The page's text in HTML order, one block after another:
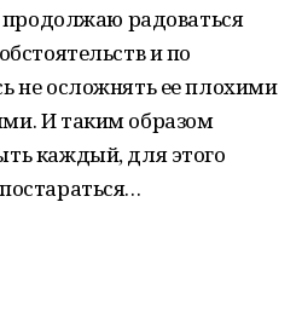
радоваться
и по
не осложнять ее плохими
И таким образом
каждый, для этого